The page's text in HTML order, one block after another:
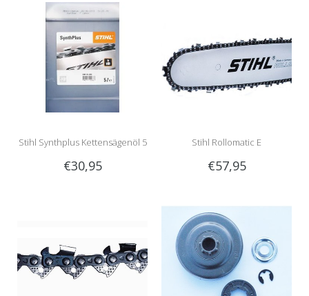
Stihl Synthplus Kettensägenöl 5
Liter
€30,95
Stihl Rollomatic E
Führungsschiene | 1.6mm | 3/8
000 5211
€57,95